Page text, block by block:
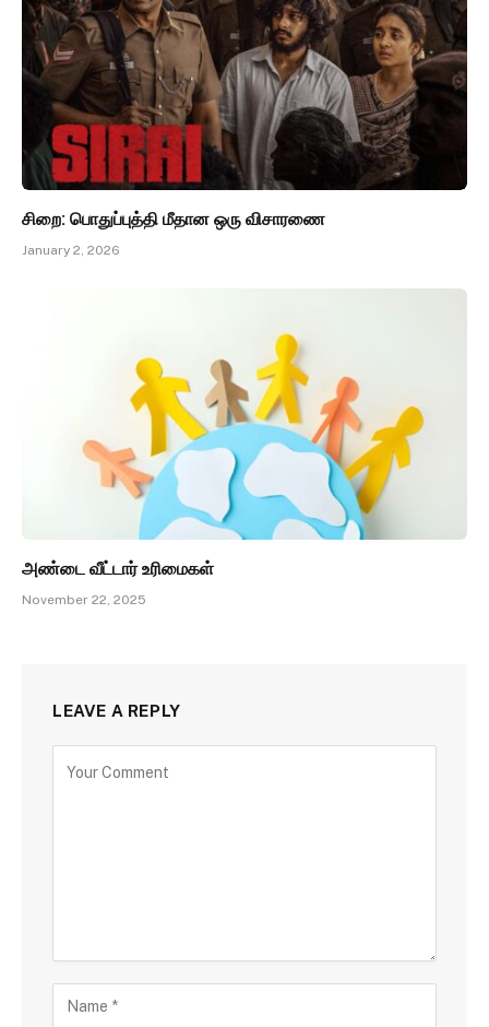
சிறை: பொதுப்புத்தி மீதான ஒரு விசாரணை
January 2, 2026
அண்டை வீட்டார் உரிமைகள்
November 22, 2025
LEAVE A REPLY